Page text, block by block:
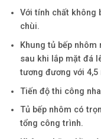
Với tính chất không
chùi.
Khung tủ bếp nhôm
sau khi lắp mặt đá
tương đương với
Tiến độ thi công
Tủ bếp nhôm có
tổng công trình.